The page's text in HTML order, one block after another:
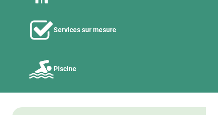
Services sur mesure
Piscine